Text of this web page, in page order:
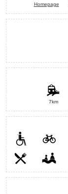
Homepage
7km